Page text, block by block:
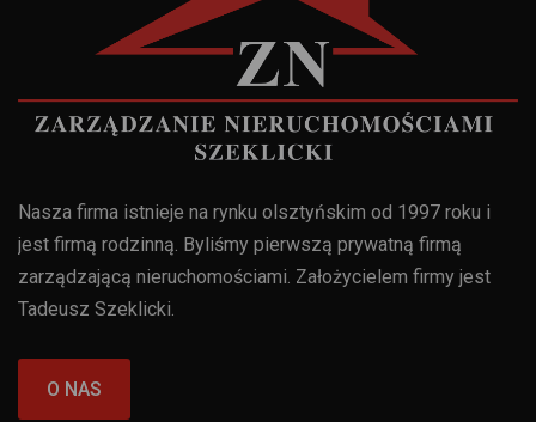
Nasza firma istnieje na rynku olsztyńskim od 1997 roku i
jest firmą rodzinną. Byliśmy pierwszą prywatną firmą
zarządzającą nieruchomościami. Założycielem firmy jest
Tadeusz Szeklicki.
O NAS